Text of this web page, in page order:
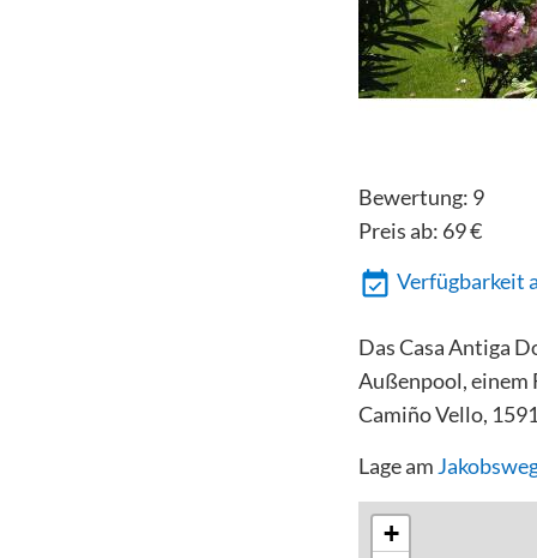
Bewertung: 9
Preis ab: 69€
Verfügbarkeit
Das Casa Antiga
Außenpool, einem
Camiño Vello,
Lage am
+